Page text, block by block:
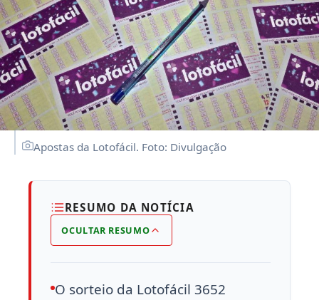
Apostas da Lotofácil. Foto: Divulgação
RESUMO DA NOTÍCIA
OCULTAR RESUMO
O sorteio da Lotofácil 3652